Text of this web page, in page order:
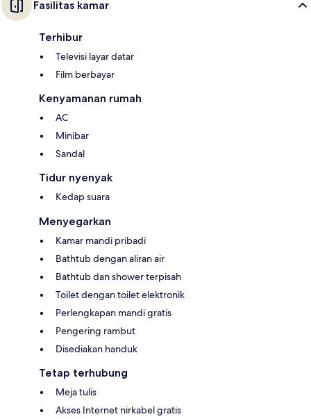
Fasilitas kamar
Terhibur
Televisi layar datar
Film berbayar
Kenyamanan rumah
AC
Minibar
Sandal
Tidur nyenyak
Kedap suara
Menyegarkan
Kamar mandi pribadi
Bathtub dengan aliran air
Bathtub dan shower terpisah
Toilet dengan toilet elektronik
Perlengkapan mandi gratis
Pengering rambut
Disediakan handuk
Tetap terhubung
Meja tulis
Akses Internet nirkabel gratis